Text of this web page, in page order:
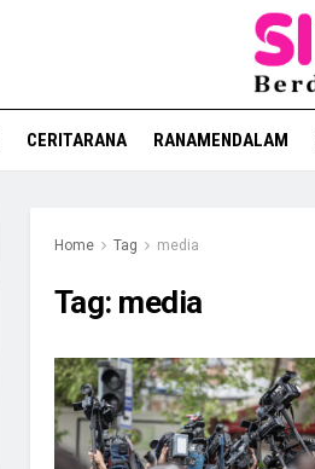
CERITARANA RANAMENDALAM
Home Tag media
Tag: media